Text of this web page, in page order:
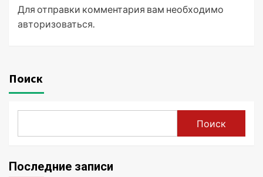
Для отправки комментария вам необходимо
авторизоваться.
Поиск
Поиск
Последние записи